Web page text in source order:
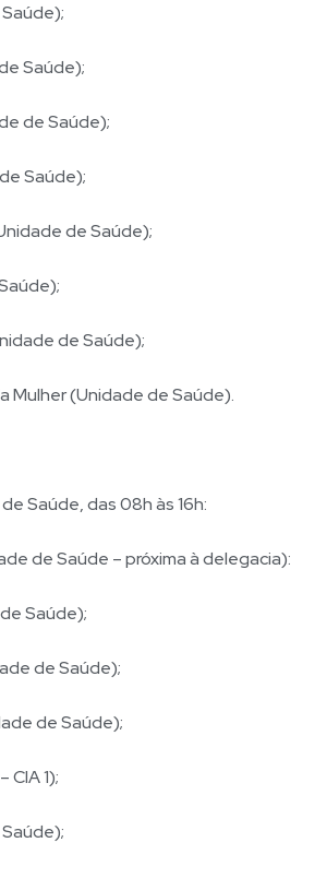
Saúde);
de Saúde);
Saúde);
de Saúde);
de Saúde);
Mulher (Unidade de Saúde).
Saúde, das 08h às 16h:
de Saúde – próxima à delegacia):
Saúde);
de Saúde);
de Saúde);
CIA 1);